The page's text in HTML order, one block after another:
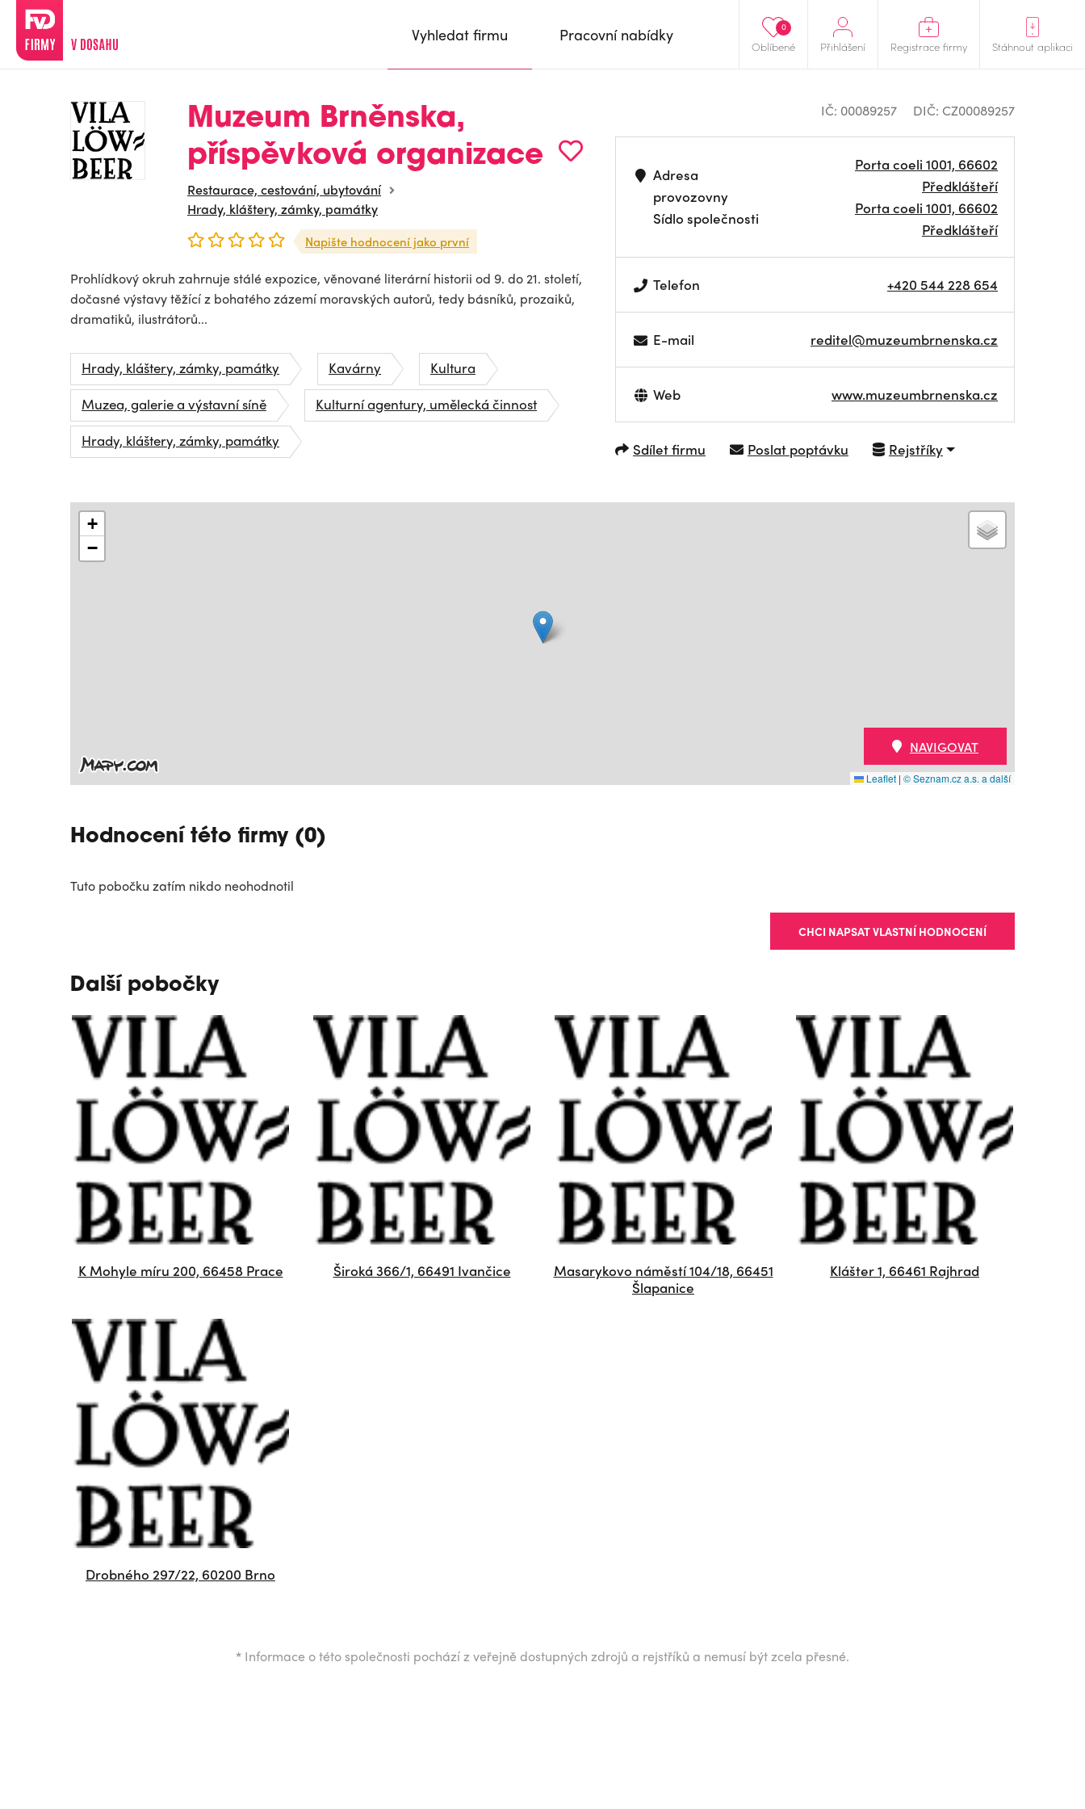
Oblíbené
0
Přihlášení Registrace firmy Stáhnout aplikaci
Vyhledat firmu Pracovní nabídky
Muzeum Brněnska,
příspěvková organizace
Restaurace, cestování, ubytování
Hrady, kláštery, zámky, památky
Napište hodnocení jako první
Prohlídkový okruh zahrnuje stálé expozice, věnované literární historii od 9. do 21. století,
dočasné výstavy těžící z bohatého zázemí moravských autorů, tedy básníků, prozaiků,
dramatiků, ilustrátorů...
Hrady, kláštery, zámky, památky Kavárny
Kultura
Muzea, galerie a výstavní síně
Kulturní agentury, umělecká činnost
Hrady, kláštery, zámky, památky
IČ: 00089257 DIČ: CZ00089257
Adresa
provozovny
Sídlo společnosti
Porta coeli 1001, 66602
Předklášteří
Porta coeli 1001, 66602
Předklášteří
Telefon +420 544 228 654
E-mail reditel@muzeumbrnenska.cz
Web www.muzeumbrnenska.cz
Sdílet firmu Poslat poptávku Rejstříky
+
−
Leaflet | © Seznam.cz a.s. a další
NAVIGOVAT
Hodnocení této firmy (0)
Tuto pobočku zatím nikdo neohodnotil
CHCI NAPSAT VLASTNÍ HODNOCENÍ
Další pobočky
K Mohyle míru 200, 66458 Prace Široká 366/1, 66491 Ivančice
Masarykovo náměstí 104/18, 66451
Šlapanice
Klášter 1, 66461 Rajhrad
Drobného 297/22, 60200 Brno
* Informace o této společnosti pochází z veřejně dostupných zdrojů a rejstříků a nemusí být zcela přesné.